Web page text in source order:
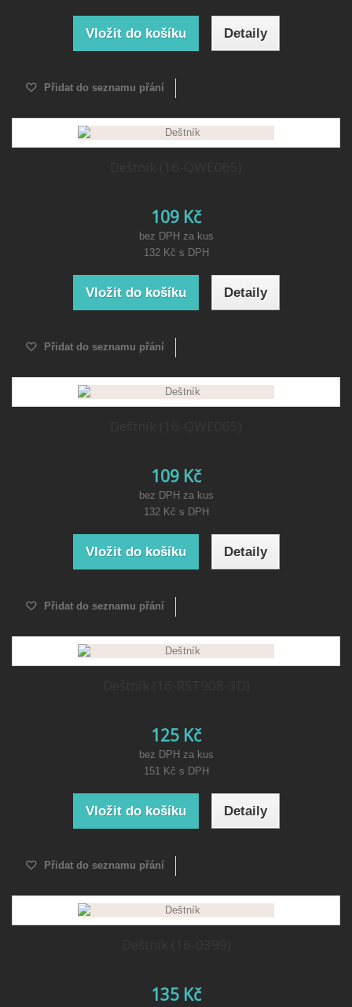
Vložit do košíku Detaily
Přidat do seznamu přání
109 Kč
bez DPH za kus
132 Kč s DPH
Vložit do košíku Detaily
Přidat do seznamu přání
109 Kč
bez DPH za kus
132 Kč s DPH
Vložit do košíku Detaily
Přidat do seznamu přání
125 Kč
bez DPH za kus
151 Kč s DPH
Vložit do košíku Detaily
Přidat do seznamu přání
135 Kč